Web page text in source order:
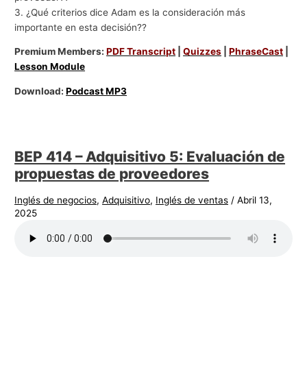
3. ¿Qué criterios dice Adam es la consideración más
importante en esta decisión??
Premium Members:PDF Transcript |Quizzes |PhraseCast
Lesson Module
Download:Podcast MP3
BEP 414 – Adquisitivo 5: Evaluación de
propuestas de proveedores
Inglés de negocios,Adquisitivo, Inglés de ventas /Abril 13,
2025